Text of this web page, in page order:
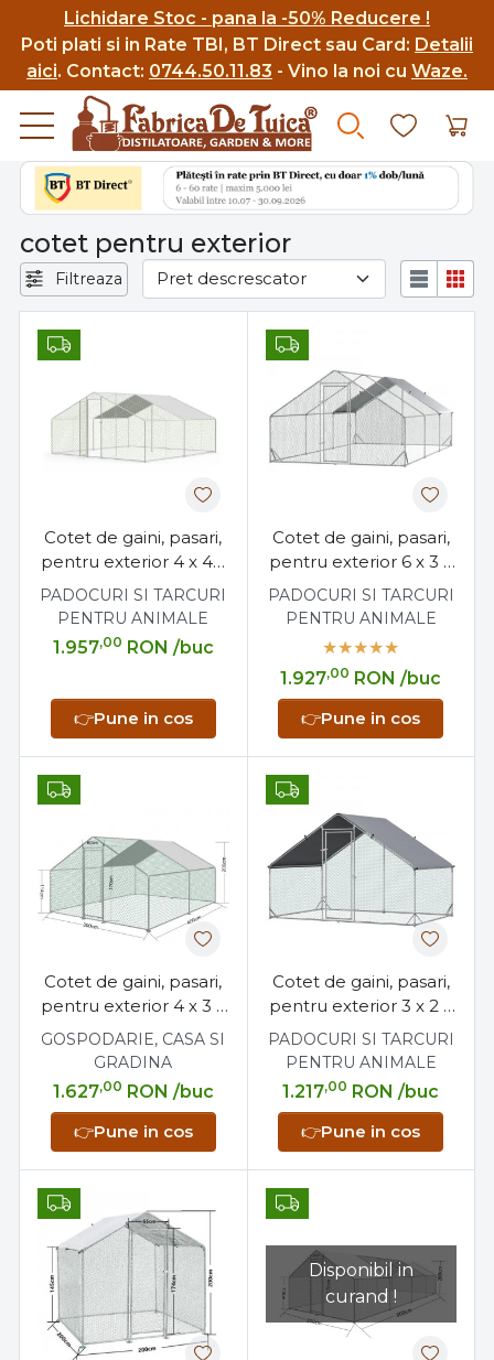
Lichidare Stoc - pana la -50% Reducere !
Poti plati si in Rate TBI, BT Direct sau Card: Detalii
aici. Contact: 0744.50.11.83 - Vino la noi cu Waze.
cotet pentru exterior
Filtreaza
Cotet de gaini, pasari,
pentru exterior 4 x 4 x
2 metri, otel galvanizat
PADOCURI SI TARCURI
PENTRU ANIMALE
1.957,00 RON /buc
👉Pune in cos
Cotet de gaini, pasari,
pentru exterior 6 x 3 x
2 metri, otel galvanizat
PADOCURI SI TARCURI
PENTRU ANIMALE
1.927,00 RON /buc
👉Pune in cos
Cotet de gaini, pasari,
pentru exterior 4 x 3 x
2 metri, otel galvanizat
GOSPODARIE, CASA SI
GRADINA
1.627,00 RON /buc
👉Pune in cos
Cotet de gaini, pasari,
pentru exterior 3 x 2 x
2 metri, otel galvanizat
PADOCURI SI TARCURI
PENTRU ANIMALE
1.217,00 RON /buc
👉Pune in cos
Disponibil in
curand !